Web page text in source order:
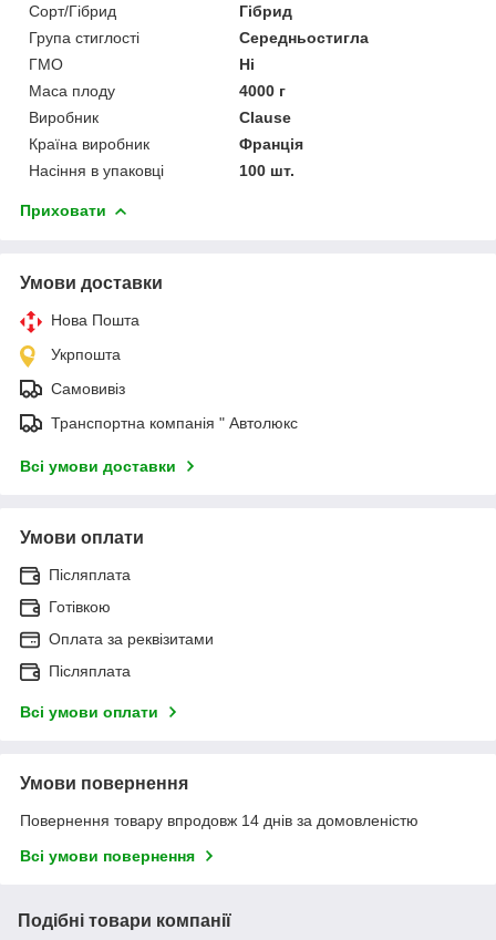
Сорт/Гібрид
Гібрид
Група стиглості
Середньостигла
ГМО
Ні
Маса плоду
4000 г
Виробник
Clause
Країна виробник
Франція
Насіння в упаковці
100 шт.
Приховати
Умови доставки
Нова Пошта
Укрпошта
Самовивіз
Транспортна компанія " Автолюкс
Всі умови доставки
Умови оплати
Післяплата
Готівкою
Оплата за реквізитами
Післяплата
Всі умови оплати
Умови повернення
Повернення товару впродовж 14 днів за домовленістю
Всі умови повернення
Подібні товари компанії